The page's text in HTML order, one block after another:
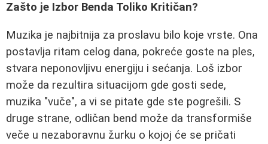
Zašto je Izbor Benda Toliko Kritičan?
Muzika je najbitnija za proslavu bilo koje vrste. Ona
postavlja ritam celog dana, pokreće goste na ples,
stvara neponovljivu energiju i sećanja. Loš izbor
može da rezultira situacijom gde gosti sede,
muzika "vuče", a vi se pitate gde ste pogrešili. S
druge strane, odličan bend može da transformiše
veče u nezaboravnu žurku o kojoj će se pričati